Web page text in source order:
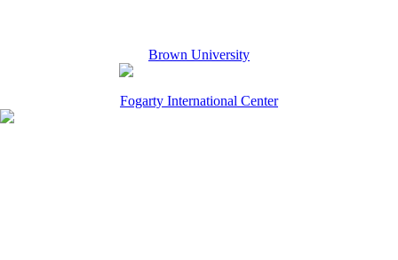
Brown University
Fogarty International Center